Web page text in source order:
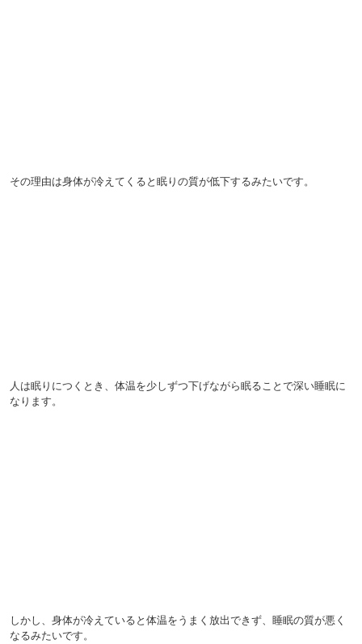
その理由は身体が冷えてくると眠りの質が低下するみたいです。
人は眠りにつくとき、体温を少しずつ下げながら眠ることで深い睡眠に
なります。
しかし、身体が冷えていると体温をうまく放出できず、睡眠の質が悪く
なるみたいです。